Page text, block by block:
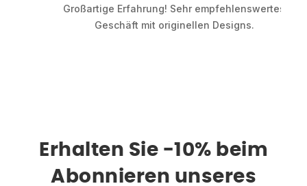
Großartige Erfahrung! Sehr empfehlenswertes
Geschäft mit originellen Designs.
Erhalten Sie -10% beim
Abonnieren unseres